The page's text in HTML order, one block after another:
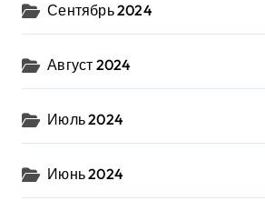
Сентябрь 2024
Август 2024
Июль 2024
Июнь 2024